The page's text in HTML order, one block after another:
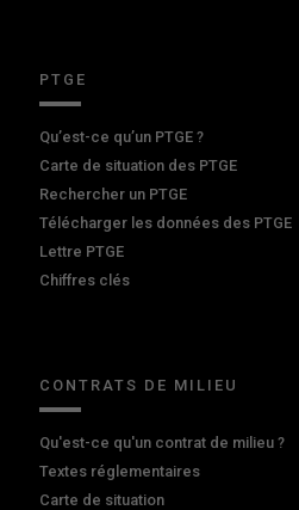
PTGE
Qu’est-ce qu’un PTGE ?
Carte de situation des PTGE
Rechercher un PTGE
Télécharger les données des PTGE
Lettre PTGE
Chiffres clés
CONTRATS DE MILIEU
Qu'est-ce qu'un contrat de milieu ?
Textes réglementaires
Carte de situation